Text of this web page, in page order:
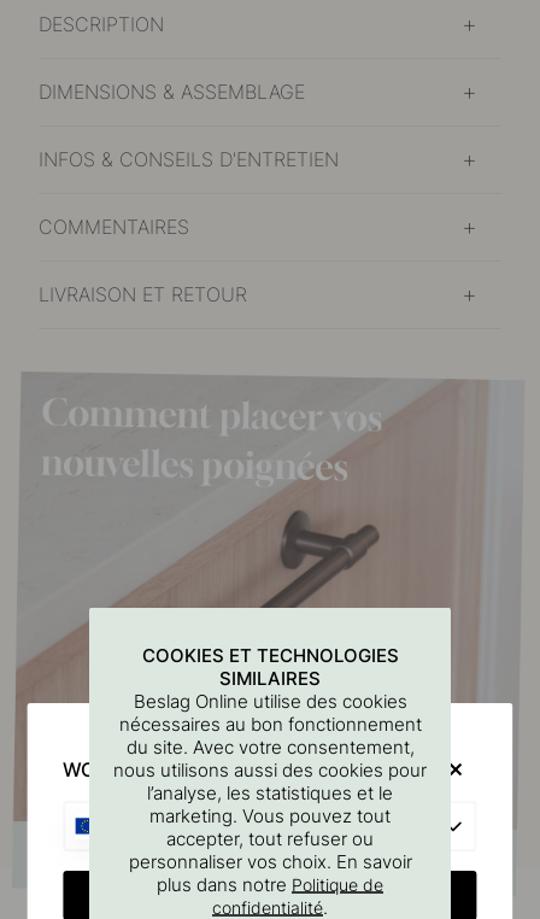
DESCRIPTION
DIMENSIONS & ASSEMBLAGE
INFOS & CONSEILS D'ENTRETIEN
COMMENTAIRES
LIVRAISON ET RETOUR
COOKIES ET TECHNOLOGIES
SIMILAIRES
Beslag Online utilise des cookies
nécessaires au bon fonctionnement
du site. Avec votre consentement,
nous utilisons aussi des cookies pour
l’analyse, les statistiques et le
marketing. Vous pouvez tout
accepter, tout refuser ou
personnaliser vos choix. En savoir
plus dans notre Politique de
confidentialité.
WOULD YOU RATHER VISIT?
CHANGE COUNTRY